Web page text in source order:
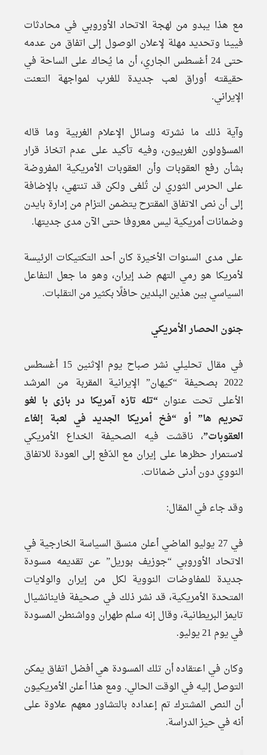
مع هذا يبدو من لهجة الاتحاد الأوروبي في محادثات
فيينا وتحديد مهلة لإعلان الوصول إلى اتفاق من عدمه
حتى 24 أغسطس الجاري، أن ما يُحاك على الساحة في
حقيقته أوراق لعب جديدة للغرب لمواجهة التعنت
الإيراني.
وآية ذلك ما نشرته وسائل الإعلام الغربية وما قاله
المسؤولون الغربيون، وفيه تأكيد على عدم اتخاذ قرار
بشأن رفع العقوبات وأن العقوبات الأمريكية المفروضة
على الحرس الثوري لن تُلغى ولكن قد تنتهي، بالإضافة
إلى أن نص الاتفاق المقترح يتضمن التزام من إدارة بايدن
وضمانات أمريكية ليس معروفا حتى الآن مدى جديتها.
على مدى السنوات الأخيرة كان أحد التكتيكات الرئيسة
لأمريكا هو رمي التهم ضد إيران، وهو ما جعل التفاعل
السياسي بين هذين البلدين حافلًا بكثير من التقلبات.
جنون الحصار الأمريكي
في مقال تحليلي نشر صباح يوم الإثنين 15 أغسطس
2022 بصحيفة “كيهان” الإيرانية المقربة من المرشد
الأعلى تحت عنوان “تله تازه آمريكا در بازى با لغو
تحريم ها” أو “فخ أمريكا الجديد في لعبة إلغاء
العقوبات”، ناقشت فيه الصحيفة الخداع الأمريكي
لاستمرار حظرها على إيران مع الدّفع إلى العودة للاتفاق
النووي دون أدنى ضمانات.
وقد جاء في المقال:
في 27 يوليو الماضي أعلن منسق السياسة الخارجية في
الاتحاد الأوروبي “جوزيف بوريل” عن تقديمه مسودة
جديدة للمفاوضات النووية لكل من إيران والولايات
المتحدة الأمريكية، قد نشر ذلك في صحيفة فاينانشيال
تايمز البريطانية، وقال إنه سلم طهران وواشنطن المسودة
في يوم 21 يوليو.
وكان في اعتقاده أن تلك المسودة هي أفضل اتفاق يمكن
التوصل إليه في الوقت الحالي. ومع هذا أعلن الأمريكيون
أن النص المشترك تم إعداده بالتشاور معهم علاوة على
أنه في حيز الدراسة.